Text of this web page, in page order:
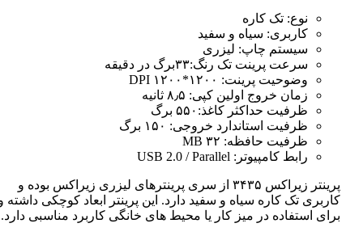
نوع: تک کاره
کاربری: سیاه و سفید
سیستم چاپ: لیزری
سرعت پرینت تک رنگ:۳۳برگ در دقیقه
وضوحیت پرینت: ۱۲۰۰*۱۲۰۰ DPI
زمان خروج اولین کپی: ۸٫۵ ثانیه
ظرفیت حداکثر کاغذ:۵۵۰ برگ
ظرفیت استاندارد خروجی: ۱۵۰ برگ
ظرفیت حافظه: ۳۲ MB
رابط کامپیوتر: USB 2.0 / Parallel
پرینتر زیراکس ۳۴۳۵ از سری پرینترهای لیزری زیراکس بوده و
کاربری تک کاره سیاه و سفید دارد. این پرینتر ابعاد کوچکی داشته
برای استفاده در میز کار یا محیط های خانگی کاربرد مناسبی دارد.